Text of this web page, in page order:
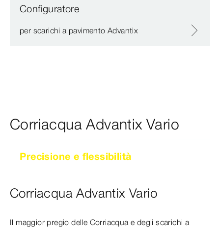
Configuratore
per scarichi a pavimento Advantix
Corriacqua Advantix Vario
Precisione e flessibilità
Corriacqua Advantix Vario
Il maggior pregio delle Corriacqua e degli scarichi a